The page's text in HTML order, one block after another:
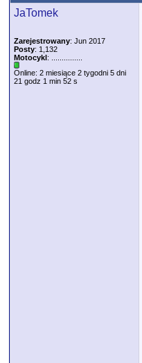
JaTomek
Zarejestrowany: Jun 2017
Posty: 1,132
Motocykl: ...............
Online: 2 miesiące 2 tygodni 5 dni
21 godz 1 min 52 s